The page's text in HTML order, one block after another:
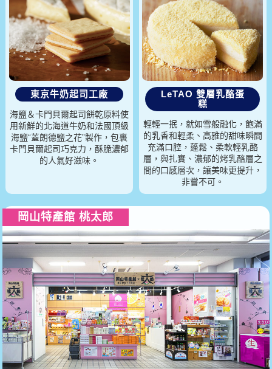
東京牛奶起司工廠
海鹽＆卡門貝爾起司餅乾原料使
用新鮮的北海道牛奶和法國頂級
海鹽“蓋朗德鹽之花”製作，包裹
卡門貝爾起司巧克力，酥脆濃郁
的人氣好滋味。
LeTAO 雙層乳酪蛋
糕
輕輕一抿，就如雪般融化，飽滿
的乳香和輕柔、高雅的甜味瞬間
充滿口腔，蓬鬆、柔軟輕乳酪
層，與扎實、濃郁的烤乳酪層之
間的口感層次，讓美味更提升，
非嘗不可。
岡山特產館 桃太郎